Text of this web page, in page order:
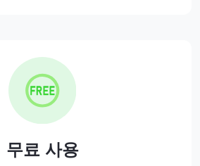
무료 사용